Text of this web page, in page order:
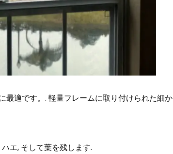
最適です。. 軽量フレームに取り付けられた細か
エ, そして葉を残します.